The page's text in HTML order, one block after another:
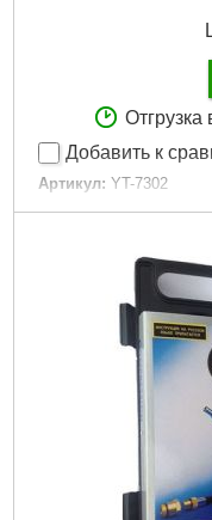
Отгрузка
Добавить к
Артикул: YT-7302
Код товара: 16.34.82
Габариты упаковки:
617 г